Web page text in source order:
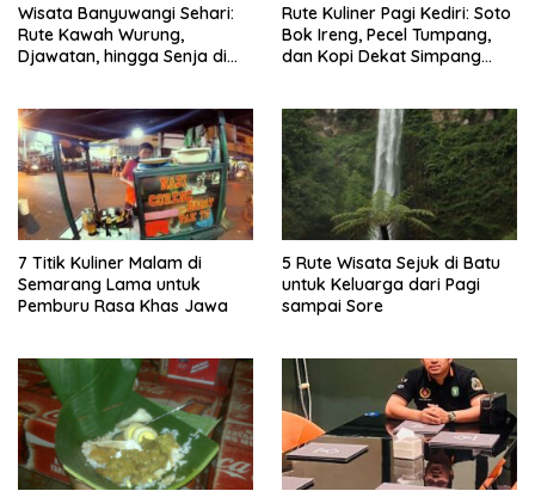
Wisata Banyuwangi Sehari:
Rute Kawah Wurung,
Djawatan, hingga Senja di
Rute Kuliner Pagi Kediri: Soto
Bok Ireng, Pecel Tumpang,
dan Kopi Dekat Simpang
7 Titik Kuliner Malam di
Semarang Lama untuk
Pemburu Rasa Khas Jawa
5 Rute Wisata Sejuk di Batu
untuk Keluarga dari Pagi
sampai Sore